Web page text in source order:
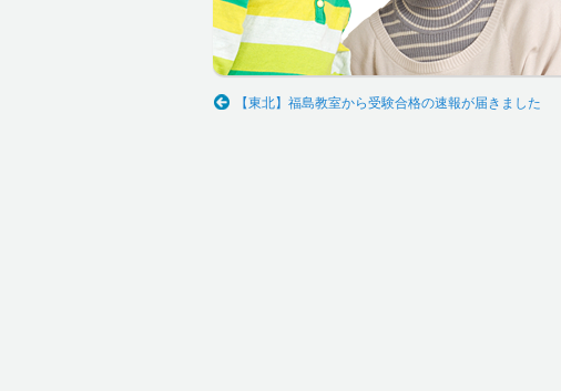
【東北】福島教室から受験合格の速報が届きました